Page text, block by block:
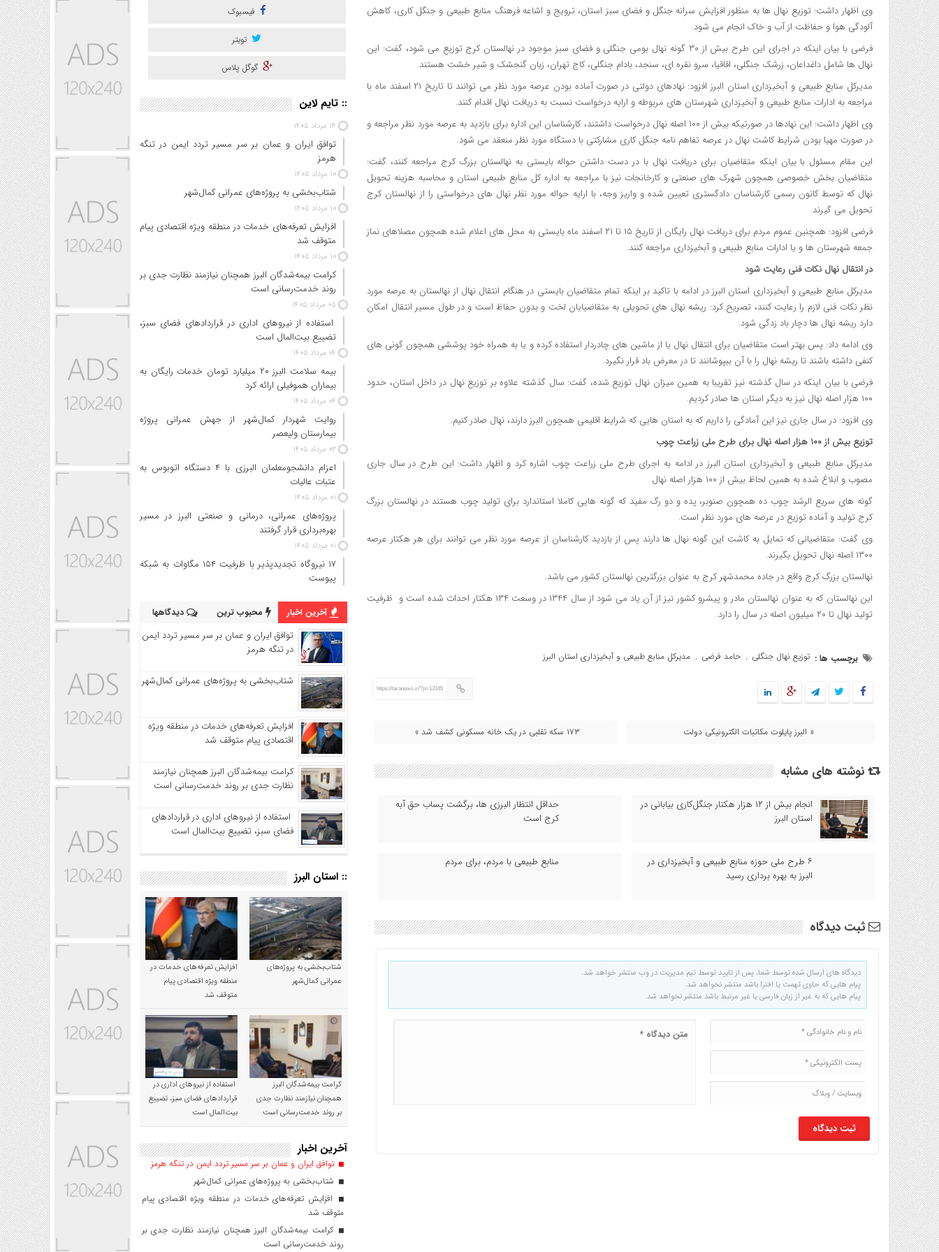
وی اظهار داشت: توزیع نهال ها به منظور افزایش سرانه جنگل و فضای سبز استان، ترویج و اشاعه فرهنگ منابع طبیعی و جنگل کاری، کاهش
آلودگی هوا و حفاظت از آب و خاک انجام می شود.
فرضی با بیان اینکه در اجرای این طرح بیش از ۳۰ گونه نهال بومی جنگلی و فضای سبز موجود در نهالستان کرج توزیع می شود، گفت: این
نهال ها شامل داغداعان، زرشک جنگلی، اقاقیا،‌ سرو نقره ای، سنجد، بادام جنگلی، کاج تهران، زبان گنجشک و شیر خشت هستند.
مدیرکل منابع طبیعی و آبخیزداری استان البرز افزود: نهادهای دولتی در صورت آماده بودن عرصه مورد نظر می توانند تا تاریخ ۲۱ اسفند ماه با
مراجعه به ادارات منابع طبیعی و آبخیزداری شهرستان های مربوطه و ارایه درخواست نسبت به دریافت نهال اقدام کنند.
وی اظهار داشت: این نهادها در صورتیکه بیش از ۱۰۰ اصله نهال درخواست داشتند، کارشناسان این اداره برای بازدید به عرصه مورد نظر مراجعه و
در صورت مهیا بودن شرایط کاشت نهال در عرصه تفاهم نامه جنگل کاری مشارکتی با دستگاه مورد نظر منعقد می شود.
این مقام مسئول با بیان اینکه متقاضیان برای دریافت نهال با در دست داشتن حواله بایستی به نهالستان بزرگ کرج مراجعه کنند، گفت:
متقاضیان بخش خصوصی همچون شهرک های صنعتی و کارخانجات نیز با مراجعه به اداره کل منابع طبیعی استان و محاسبه هزینه تحویل
نهال که توسط کانون رسمی کارشناسان دادگستری تعیین شده و واریز وجه، با ارایه حواله مورد نظر نهال های درخواستی را از نهالستان کرج
تحویل می گیرند.
فرضی افزود: همچنین عموم مردم برای دریافت نهال رایگان از تاریخ ۱۵ تا ۲۱ اسفند ماه بایستی به محل های اعلام شده همچون مصلاهای نماز
جمعه شهرستان ها و یا ادارات منابع طبیعی و آبخیزداری مراجعه کنند.
در انتقال نهال نکات فنی رعایت شود
مدیرکل منابع طبیعی و آبخیزداری استان البرز در ادامه با تاکید بر اینکه تمام متقاضیان بایستی در هنگام انتقال نهال از نهالستان به عرصه مورد
نظر نکات فنی لازم را رعایت کنند، تصریح کرد: ریشه نهال های تحویلی به متقاضیایان لخت و بدون حفاظ است و در طول مسیر انتقال امکان
دارد ریشه نهال ها دچار باد زدگی شود.
وی ادامه داد: پس بهتر است متقاضیان برای انتقال نهال یا از ماشین های چادردار استفاده کرده و یا به همراه خود پوششی همچون گونی های
کنفی داشته باشند تا ریشه نهال را با آن ببپوشانند تا در معرض باد قرار نگیرد.
فرضی با بیان اینکه در سال گذشته نیز تقریبا به همین میزان نهال توزیع شده، گفت: سال گذشته علاوه بر توزیع نهال در داخل استان، حدود
۱۰۰ هزار اصله نهال نیز به دیگر استان ها صادر کردیم.
وی افزود: در سال جاری نیز این آمادگی را داریم که به استان هایی که شرایط اقلیمی همچون البرز دارند، نهال صادر کنیم.
توزیع بیش از ۱۰۰ هزار اصله نهال برای طرح ملی زراعت چوب
مدیرکل منابع طبیعی و آبخیزداری استان البرز در ادامه به اجرای طرح ملی زراعت چوب اشاره کرد و اظهار داشت: این طرح در سال جاری
مصوب و ابلاغ شده به همین لحاظ بیش از ۱۰۰ هزار اصله نهال
گونه های سریع الرشد چوب ده همچون صنوبر، پده و دو رگ مفید که گونه هایی کاملا استاندارد برای تولید چوب هستند در نهالستان بزرگ
کرج تولید و آماده توزیع در عرصه های مورد نظر است.
وی گفت: متقاضیانی که تمایل به کاشت این گونه نهال ها دارند پس از بازدید کارشناسان از عرصه مورد نظر می توانند برای هر هکتار عرصه
۱۳۰۰ اصله نهال تحویل بگیرند.
نهالستان بزرگ کرج واقع در جاده محمدشهر کرج به عنوان بزرگترین نهالستان کشور می باشد.
این نهالستان که به عنوان نهالستان مادر و پیشرو کشور نیز از آن یاد می شود از سال ۱۳۴۴ در وسعت ۱۳۴ هکتار احداث شده است و ظرفیت
تولید نهال تا ۲۰ میلیون اصله در سال را دارد.
برچسب ها : توزیع نهال جنگلی , حامد فرضی , مدیرکل منابع طبیعی و آبخیزداری استان البرز
https://taranews.ir/?p=13145
« البرز پایلوت مکاتبات الکترونیکی دولت ۱۷۳ سکه تقلبی در یک خانه مسکونی کشف شد »
نوشته های مشابه
انجام بیش از ۱۲ هزار هکتار جنگل‌کاری بیابانی در
استان البرز
حداقل انتظار البرزی ها، برگشت پساب حق آبه
کرج است
۶ طرح ملی حوزه منابع طبیعی و آبخیزداری در
البرز به بهره برداری رسید
منابع طبیعی با مردم، برای مردم
ثبت دیدگاه
دیدگاه های ارسال شده توسط شما، پس از تایید توسط تیم مدیریت در وب منتشر خواهد شد.
پیام هایی که حاوی تهمت یا افترا باشد منتشر نخواهد شد.
پیام هایی که به غیر از زبان فارسی یا غیر مرتبط باشد منتشر نخواهد شد.
فیسبوک
تویتر
گوگل پلاس
:: تایم لاین
۱۴ مرداد ۱۴۰۵
توافق ایران و عمان بر سر مسیر تردد ایمن در تنگه
هرمز
۱۰ مرداد ۱۴۰۵
شتاب‌بخشی به پروژه‌های عمرانی کمال‌شهر
۱۰ مرداد ۱۴۰۵
افزایش تعرفه‌های خدمات در منطقه ویژه اقتصادی پیام
متوقف شد
۱۰ مرداد ۱۴۰۵
کرامت بیمه‌شدگان البرز همچنان نیازمند نظارت جدی بر
روند خدمت‌رسانی است
۰۵ مرداد ۱۴۰۵
استفاده از نیروهای اداری در قراردادهای فضای سبز،
تضییع بیت‌المال است
۰۴ مرداد ۱۴۰۵
بیمه سلامت البرز ۲۰ میلیارد تومان خدمات رایگان به
بیماران هموفیلی ارائه کرد
۰۴ مرداد ۱۴۰۵
روایت شهردار کمال‌شهر از جهش عمرانی پروژه
بیمارستان ولیعصر
۰۳ مرداد ۱۴۰۵
اعزام دانشجو‌معلمان البرزی با ۴ دستگاه اتوبوس به
عتبات عالیات
۰۱ مرداد ۱۴۰۵
پروژه‌های عمرانی، درمانی و صنعتی البرز در مسیر
بهره‌برداری قرار گرفتند
۰۱ مرداد ۱۴۰۵
۱۷ نیروگاه تجدیدپذیر با ظرفیت ۱۵۴ مگاوات به شبکه
پیوست
آخرین اخبار محبوب ترین دیدگاهها
توافق ایران و عمان بر سر مسیر تردد ایمن
در تنگه هرمز
شتاب‌بخشی به پروژه‌های عمرانی کمال‌شهر
افزایش تعرفه‌های خدمات در منطقه ویژه
اقتصادی پیام متوقف شد
کرامت بیمه‌شدگان البرز همچنان نیازمند
نظارت جدی بر روند خدمت‌رسانی است
استفاده از نیروهای اداری در قراردادهای
فضای سبز، تضییع بیت‌المال است
:: استان البرز
شتاب‌بخشی به پروژه‌های
عمرانی کمال‌شهر
افزایش تعرفه‌های خدمات در
منطقه ویژه اقتصادی پیام
متوقف شد
کرامت بیمه‌شدگان البرز
همچنان نیازمند نظارت جدی
بر روند خدمت‌رسانی است
استفاده از نیروهای اداری در
قراردادهای فضای سبز، تضییع
بیت‌المال است
آخرین اخبار
توافق ایران و عمان بر سر مسیر تردد ایمن در تنگه هرمز
شتاب‌بخشی به پروژه‌های عمرانی کمال‌شهر
افزایش تعرفه‌های خدمات در منطقه ویژه اقتصادی پیام
متوقف شد
کرامت بیمه‌شدگان البرز همچنان نیازمند نظارت جدی بر
روند خدمت‌رسانی است